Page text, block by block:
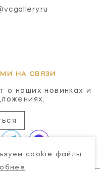
НА СВЯЗИ
о наших новинках и
cookie файлы